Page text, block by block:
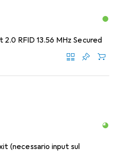
RFID 13.56 MHz Secured
(necessario input sul